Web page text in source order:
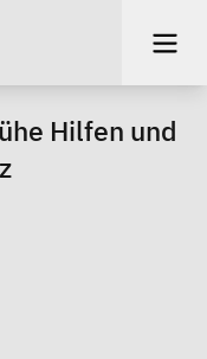
Hilfen und